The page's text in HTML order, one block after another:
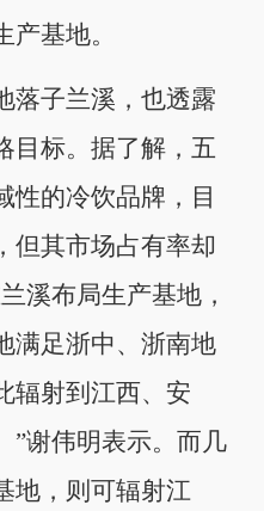
基地。
子兰溪，也透露
目标。据了解，五
性的冷饮品牌，目
但其市场占有率却
溪布局生产基地，
满足浙中、浙南地
辐射到江西、安
”谢伟明表示。而几
地，则可辐射江